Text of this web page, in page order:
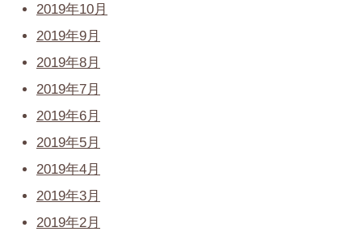
2019年10月
2019年9月
2019年8月
2019年7月
2019年6月
2019年5月
2019年4月
2019年3月
2019年2月